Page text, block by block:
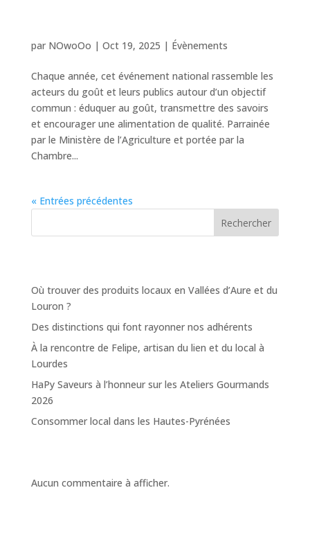
par NOwoOo | Oct 19, 2025 | Évènements
Chaque année, cet événement national rassemble les
acteurs du goût et leurs publics autour d’un objectif
commun : éduquer au goût, transmettre des savoirs
et encourager une alimentation de qualité. Parrainée
par le Ministère de l’Agriculture et portée par la
Chambre...
« Entrées précédentes
Rechercher
Où trouver des produits locaux en Vallées d’Aure et du
Louron ?
Des distinctions qui font rayonner nos adhérents
À la rencontre de Felipe, artisan du lien et du local à
Lourdes
HaPy Saveurs à l’honneur sur les Ateliers Gourmands
2026
Consommer local dans les Hautes-Pyrénées
Aucun commentaire à afficher.